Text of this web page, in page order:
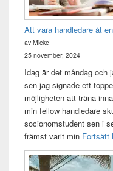
Att vara handledare åt
av Micke
25 november, 2024
Idag är det måndag och
sen jag signade ett
möjligheten att träna
min fellow handledare
socionomstudent sen i
främst varit min Fortsätt